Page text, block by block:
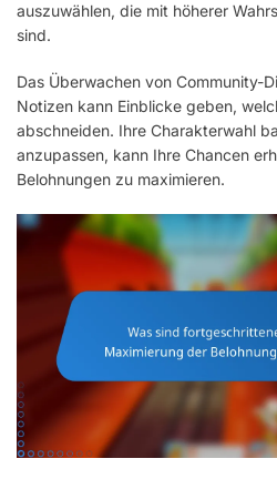
auszuwählen, die mit höherer
sind.
Das Überwachen von Community-
Notizen kann Einblicke geben,
abschneiden. Ihre Charakterwahl
anzupassen, kann Ihre Chancen
Belohnungen zu maximieren.